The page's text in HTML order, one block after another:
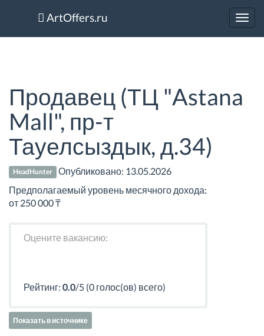
ArtOffers.ru
Продавец (ТЦ "Astana
Mall", пр-т
Тауелсыздык, д.34)
HeadHunter Опубликовано: 13.05.2026
Предполагаемый уровень месячного дохода:
от 250 000 ₸
Оцените вакансию:
Рейтинг: 0.0/5 (0 голос(ов) всего)
Показать в источнике